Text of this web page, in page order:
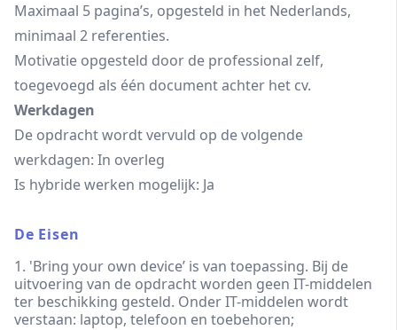
Maximaal 5 pagina’s, opgesteld in het Nederlands,
minimaal 2 referenties.
Motivatie opgesteld door de professional zelf,
toegevoegd als één document achter het cv.
Werkdagen
De opdracht wordt vervuld op de volgende
werkdagen: In overleg
Is hybride werken mogelijk: Ja
De Eisen
1. 'Bring your own device’ is van toepassing. Bij de
uitvoering van de opdracht worden geen IT-middelen
ter beschikking gesteld. Onder IT-middelen wordt
verstaan: laptop, telefoon en toebehoren;